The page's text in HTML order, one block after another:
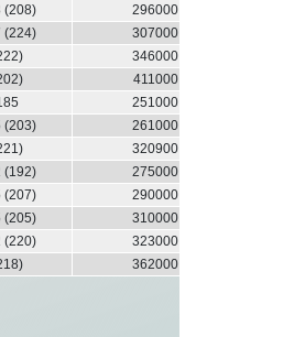
(208)
296000
(224)
307000
346000
411000
251000
(203)
261000
320900
(192)
275000
(207)
290000
(205)
310000
(220)
323000
362000